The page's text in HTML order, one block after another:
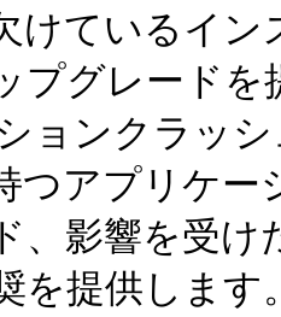
けているイ
プグレードを
ョンクラッシ
つアプリケ
、影響を受け
を提供します